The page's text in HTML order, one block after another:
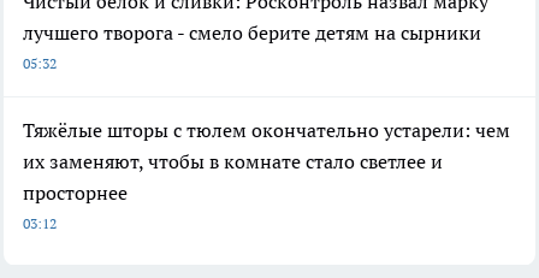
лучшего творога - смело берите детям на сырники
05:32
Тяжёлые шторы с тюлем окончательно устарели: чем
их заменяют, чтобы в комнате стало светлее и
просторнее
03:12